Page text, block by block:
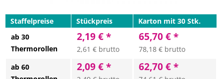
Staffelpreise Stückpreis
Karton mit 30 Stk.
ab 30
Thermorollen
2,19 € *
2,61 € brutto
65,70 € *
78,18 € brutto
ab 60
2,09 € * 62,70 € *